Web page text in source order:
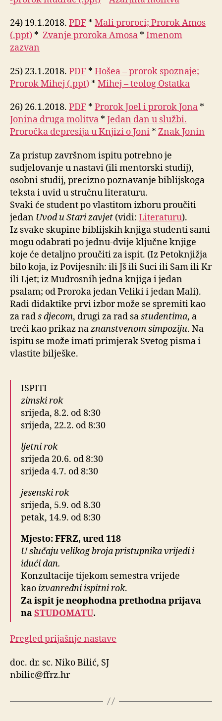
24) 19.1.2018. PDF * Mali proroci; Prorok Amos
(.ppt) * Zvanje proroka Amosa * Imenom
zazvan
25) 23.1.2018. PDF * Hošea – prorok spoznaje;
Prorok Mihej (.ppt) * Mihej – teolog Ostatka
26) 26.1.2018. PDF * Prorok Joel i prorok Jona *
Jonina druga molitva * Jedan dan u službi.
Proročka depresija u Knjizi o Joni * Znak Jonin
Za pristup završnom ispitu potrebno je
sudjelovanje u nastavi (ili mentorski studij),
osobni studij, precizno poznavanje biblijskoga
teksta i uvid u stručnu literaturu.
Svaki će student po vlastitom izboru proučiti
jedan Uvod u Stari zavjet (vidi: Literaturu).
Iz svake skupine biblijskih knjiga studenti sami
mogu odabrati po jednu-dvije ključne knjige
koje će detaljno proučiti za ispit. (Iz Petoknjižja
bilo koja, iz Povijesnih: ili Jš ili Suci ili Sam ili Kr
ili Ljet; iz Mudrosnih jedna knjiga i jedan
psalam; od Proroka jedan Veliki i jedan Mali).
Radi didaktike prvi izbor može se spremiti kao
za rads djecom, drugi za rad sastudentima, a
treći kao prikaz naznanstvenom simpoziju. Na
ispitu se može imati primjerak Svetog pisma i
vlastite bilješke.
ISPITI
zimski rok
srijeda, 8.2. od 8:30
srijeda, 22.2. od 8:30
ljetni rok
srijeda 20.6. od 8:30
srijeda 4.7. od 8:30
jesenski rok
srijeda, 5.9. od 8.30
petak, 14.9. od 8:30
Mjesto: FFRZ, ured 118
U slučaju velikog broja pristupnika vrijedi i
idući dan.
Konzultacije tijekom semestra vrijede
kao izvanredni ispitni rok.
Za ispit je neophodna prethodna prijava
naSTUDOMATU.
Pregled prijašnje nastave
doc. dr. sc. Niko Bilić, SJ
nbilic@ffrz.hr